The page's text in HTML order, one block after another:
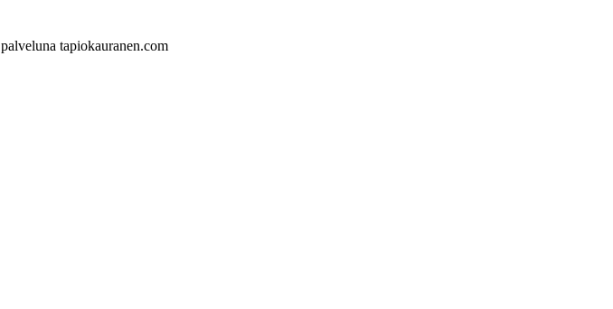
palveluna tapiokauranen.com